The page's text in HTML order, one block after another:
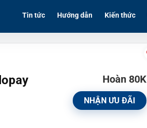
Tin tức Hướng dẫn Kiến thức
Hoàn 80K
NHẬN ƯU ĐÃI